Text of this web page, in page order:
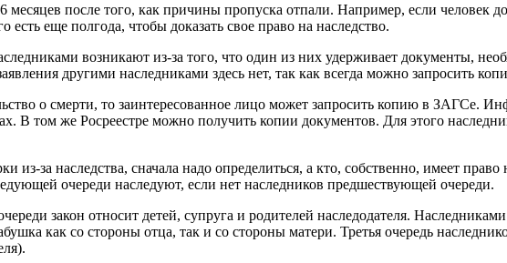
месяцев после того, как причины пропуска отпали. Например, если человек
еще полгода, чтобы доказать свое право на наследство.
возникают из-за того, что один из них удерживает документы,
другими наследниками здесь нет, так как всегда можно запросить
о смерти, то заинтересованное лицо может запросить копию в ЗАГСе.
В том же Росреестре можно получить копии документов. Для этого
из-за наследства, сначала надо определиться, а кто, собственно, имеет
очереди наследуют, если нет наследников предшествующей очереди.
закон относит детей, супруга и родителей наследодателя.
как со стороны отца, так и со стороны матери. Третья очередь